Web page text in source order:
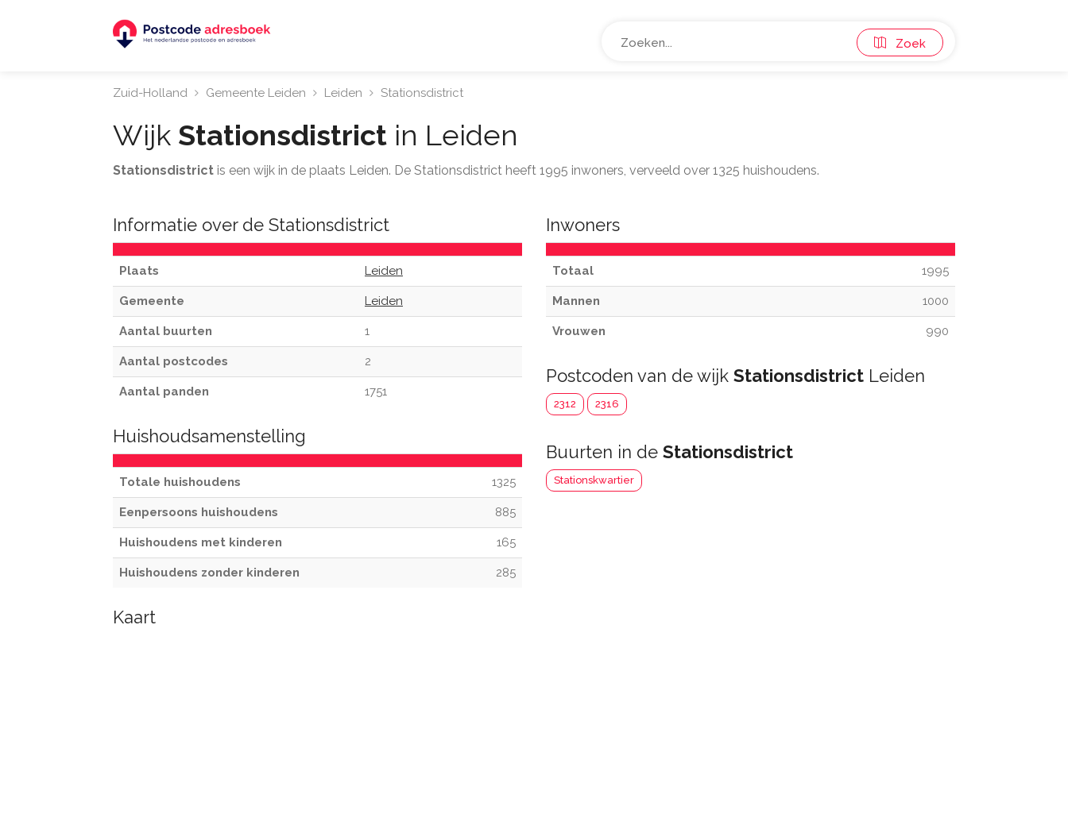
Zoek
Zuid-Holland Gemeente Leiden Leiden Stationsdistrict
Wijk Stationsdistrict in Leiden
Stationsdistrict is een wijk in de plaats Leiden. De Stationsdistrict heeft 1995 inwoners, verveeld over 1325 huishoudens.
Informatie over de Stationsdistrict
Plaats Leiden
Gemeente Leiden
Aantal buurten 1
Aantal postcodes 2
Aantal panden 1751
Huishoudsamenstelling
Totale huishoudens 1325
Eenpersoons huishoudens 885
Huishoudens met kinderen 165
Huishoudens zonder kinderen 285
Kaart
Inwoners
Totaal 1995
Mannen 1000
Vrouwen 990
Postcoden van de wijk Stationsdistrict Leiden
2312 2316
Buurten in de Stationsdistrict
Stationskwartier